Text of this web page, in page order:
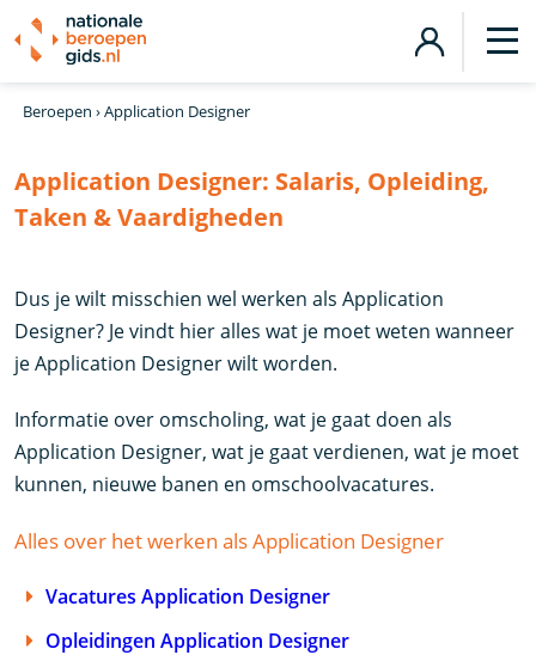
Beroepen ›Application Designer
Application Designer: Salaris, Opleiding,
Taken & Vaardigheden
Dus je wilt misschien wel werken als Application
Designer? Je vindt hier alles wat je moet weten wanneer
je Application Designer wilt worden.
Informatie over omscholing, wat je gaat doen als
Application Designer, wat je gaat verdienen, wat je moet
kunnen, nieuwe banen en omschoolvacatures.
Alles over het werken als Application Designer
Vacatures Application Designer
Opleidingen Application Designer